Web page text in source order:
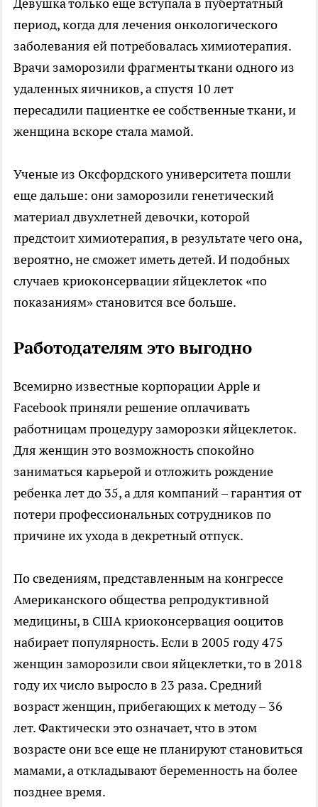
Девушка только еще вступала в пубертатный
период, когда для лечения онкологического
заболевания ей потребовалась химиотерапия.
Врачи заморозили фрагменты ткани одного из
удаленных яичников, а спустя 10 лет
пересадили пациентке ее собственные ткани, и
женщина вскоре стала мамой.
Ученые из Оксфордского университета пошли
еще дальше: они заморозили генетический
материал двухлетней девочки, которой
предстоит химиотерапия, в результате чего она,
вероятно, не сможет иметь детей. И подобных
случаев криоконсервации яйцеклеток «по
показаниям» становится все больше.
Работодателям это выгодно
Всемирно известные корпорации Apple и
Facebook приняли решение оплачивать
работницам процедуру заморозки яйцеклеток.
Для женщин это возможность спокойно
заниматься карьерой и отложить рождение
ребенка лет до 35, а для компаний – гарантия от
потери профессиональных сотрудников по
причине их ухода в декретный отпуск.
По сведениям, представленным на конгрессе
Американского общества репродуктивной
медицины, в США криоконсервация ооцитов
набирает популярность. Если в 2005 году 475
женщин заморозили свои яйцеклетки, то в 2018
году их число выросло в 23 раза. Средний
возраст женщин, прибегающих к методу – 36
лет. Фактически это означает, что в этом
возрасте они все еще не планируют становиться
мамами, а откладывают беременность на более
позднее время.